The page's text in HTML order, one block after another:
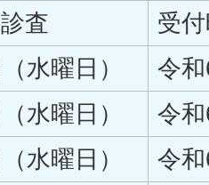
査
受
水曜日）
令
水曜日）
令
水曜日）
令